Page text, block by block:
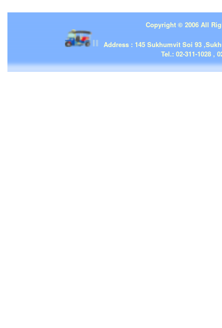
Copyright © 2006 All
| | |
Address : 145 Sukhumvit Soi 93
Tel.: 02-311-1028 ,